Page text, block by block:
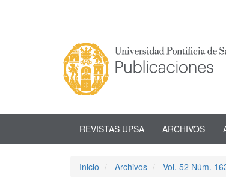
REVISTAS UPSA ARCHIVOS
Inicio Archivos Vol. 52 Núm.